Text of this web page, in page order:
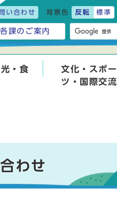
い合わせ 背景色 反転 標準
各課のご案内
・食
文化・スポー
ツ・国際交流
わせ